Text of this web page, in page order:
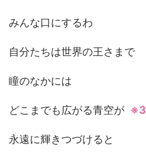
みんな口にするわ
自分たちは世界の王さまで
瞳のなかには
どこまでも広がる青空が ※3
永遠に輝きつづけると